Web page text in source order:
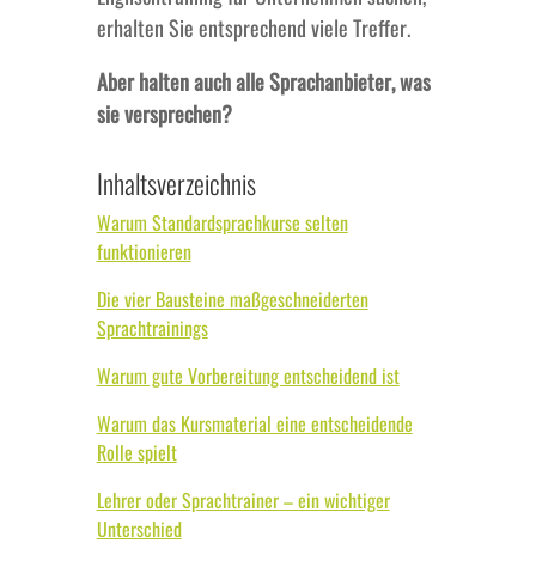
erhalten Sie entsprechend viele Treffer.
Aber halten auch alle Sprachanbieter, was
sie versprechen?
Inhaltsverzeichnis
Warum Standardsprachkurse selten
funktionieren
Die vier Bausteine maßgeschneiderten
Sprachtrainings
Warum gute Vorbereitung entscheidend ist
Warum das Kursmaterial eine entscheidende
Rolle spielt
Lehrer oder Sprachtrainer – ein wichtiger
Unterschied